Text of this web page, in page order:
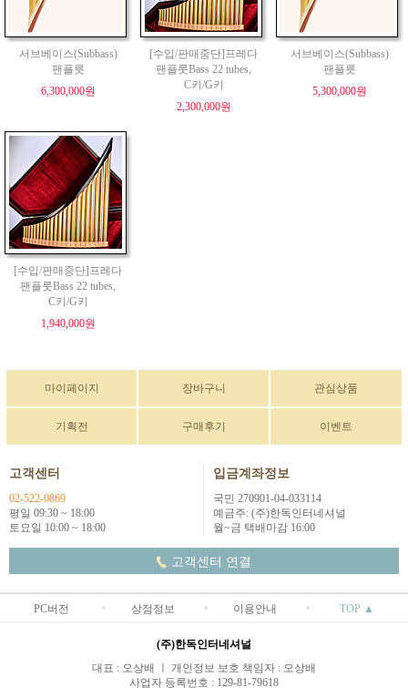
서브베이스(Subbass)
팬플릇
6,300,000원
[수입/판매중단]프레다
팬플룻Bass 22 tubes,
C키/G키
2,300,000원
서브베이스(Subbass)
팬플릇
5,300,000원
[수입/판매중단]프레다
팬플룻Bass 22 tubes,
C키/G키
1,940,000원
마이페이지 장바구니 관심상품
기획전 구매후기 이벤트
고객센터
02-522-0869
평일 09:30 ~ 18:00
토요일 10:00 ~ 18:00
입금계좌정보
국민 270901-04-033114
예금주: (주)한독인터네셔널
월~금 택배마감 16:00
고객센터 연결
PC버전 상점정보 이용안내 TOP ▲
(주)한독인터네셔널
대표 : 오상배 ㅣ 개인정보 보호 책임자 : 오상배
사업자 등록번호 : 129-81-79618